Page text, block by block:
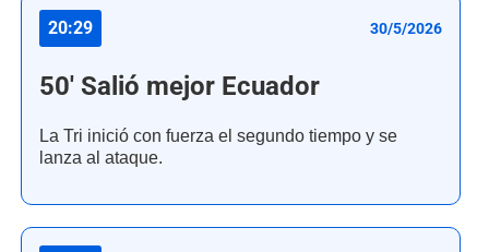
20:29 30/5/2026
50' Salió mejor Ecuador
La Tri inició con fuerza el segundo tiempo y se
lanza al ataque.